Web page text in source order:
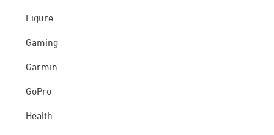
Figure
Gaming
Garmin
GoPro
Health